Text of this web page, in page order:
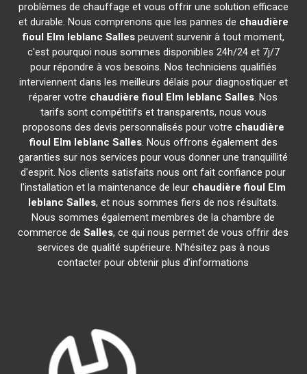
problèmes de chauffage et vous offrir une solution efficace
et durable. Nous comprenons que les pannes de chaudière
fioul Elm leblanc Sallespeuvent survenir à tout moment,
c'est pourquoi nous sommes disponibles 24h/24 et 7j/7
pour répondre à vos besoins. Nos techniciens qualifiés
interviennent dans les meilleurs délais pour diagnostiquer et
réparer votre chaudière fioul Elm leblanc Salles. Nos
tarifs sont compétitifs et transparents, nous vous
proposons des devis personnalisés pour votre chaudière
fioul Elm leblanc Salles. Nous offrons également des
garanties sur nos services pour vous donner une tranquillité
d'esprit. Nos clients satisfaits nous ont fait confiance pour
l'installation et la maintenance de leur chaudière fioul Elm
leblanc Salles, et nous sommes fiers de nos résultats.
Nous sommes également membres de la chambre de
commerce deSalles, ce qui nous permet de vous offrir des
services de qualité supérieure. N'hésitez pas à nous
contacter pour obtenir plus d'informations